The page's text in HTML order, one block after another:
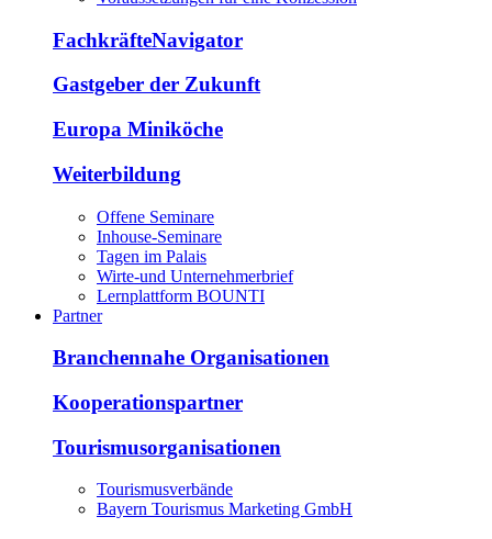
FachkräfteNavigator
Gastgeber der Zukunft
Europa Miniköche
Weiterbildung
Offene Seminare
Inhouse-Seminare
Tagen im Palais
Wirte-und Unternehmerbrief
Lernplattform BOUNTI
Partner
Branchennahe Organisationen
Kooperationspartner
Tourismusorganisationen
Tourismusverbände
Bayern Tourismus Marketing GmbH